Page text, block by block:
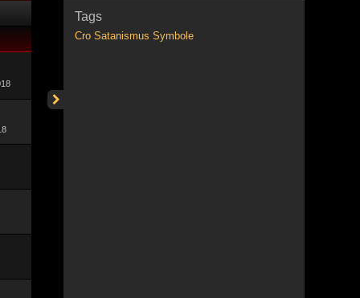
Tags
Cro Satanismus Symbole